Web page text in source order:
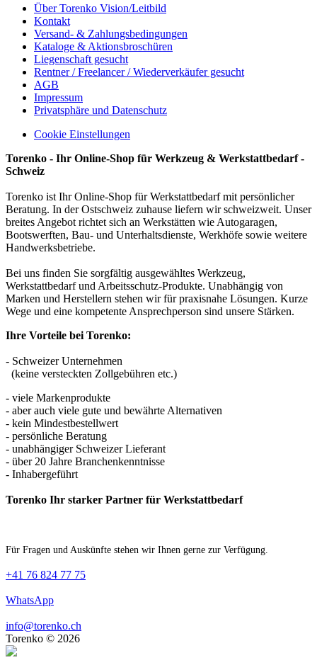
Über Torenko Vision/Leitbild
Kontakt
Versand- & Zahlungsbedingungen
Kataloge & Aktionsbroschüren
Liegenschaft gesucht
Rentner / Freelancer / Wiederverkäufer gesucht
AGB
Impressum
Privatsphäre und Datenschutz
Cookie Einstellungen
Torenko - Ihr Online-Shop für Werkzeug & Werkstattbedarf -
Schweiz
Torenko ist Ihr Online-Shop für Werkstattbedarf mit persönlicher
Beratung. In der Ostschweiz zuhause liefern wir schweizweit. Unser
breites Angebot richtet sich an Werkstätten wie Autogaragen,
Bootswerften, Bau- und Unterhaltsdienste, Werkhöfe sowie weitere
Handwerksbetriebe.
Bei uns finden Sie sorgfältig ausgewähltes Werkzeug,
Werkstattbedarf und Arbeitsschutz-Produkte. Unabhängig von
Marken und Herstellern stehen wir für praxisnahe Lösungen. Kurze
Wege und eine kompetente Ansprechperson sind unsere Stärken.
Ihre Vorteile bei Torenko:
- Schweizer Unternehmen
(keine versteckten Zollgebühren etc.)
- viele Markenprodukte
- aber auch viele gute und bewährte Alternativen
- kein Mindestbestellwert
- persönliche Beratung
- unabhängiger Schweizer Lieferant
- über 20 Jahre Branchenkenntnisse
- Inhabergeführt
Torenko Ihr starker Partner für Werkstattbedarf
Für Fragen und Auskünfte stehen wir Ihnen gerne zur Verfügung.
+41 76 824 77 75
WhatsApp
info@torenko.ch
Torenko © 2026